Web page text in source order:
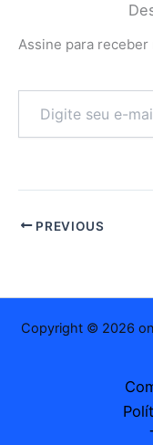
Assine para
e-
PREVIOUS
Copyright © 2026